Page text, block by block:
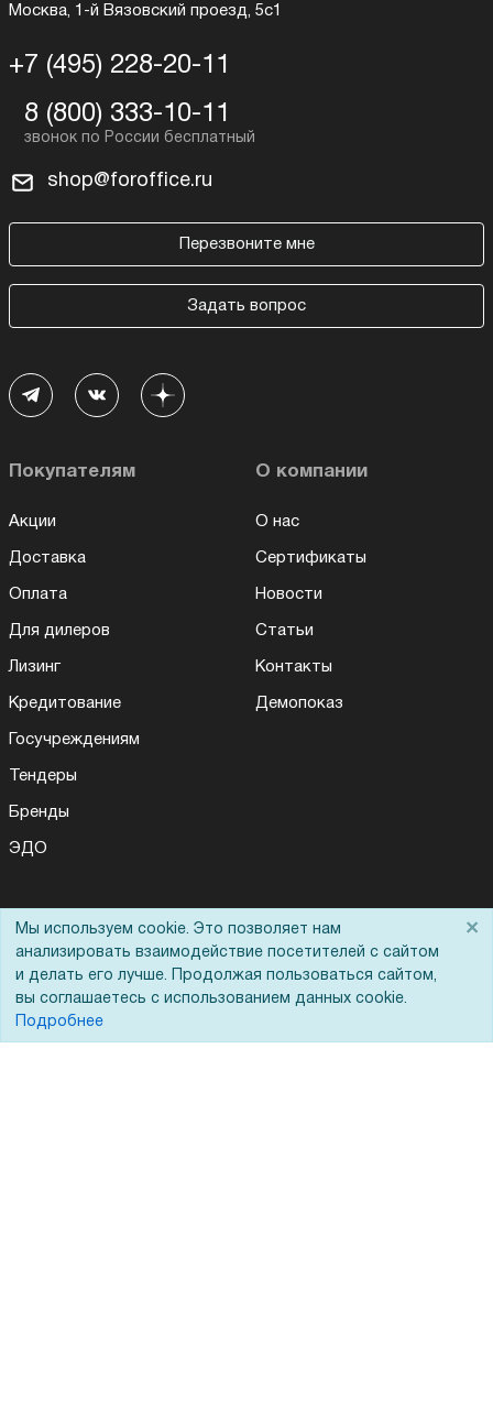
Москва, 1-й Вязовский проезд, 5с1
+7 (495) 228-20-11
8 (800) 333-10-11
shop@foroffice.ru
Перезвоните мне
Задать вопрос
Покупателям
Акции
Доставка
Оплата
Для дилеров
Лизинг
Кредитование
Госучреждениям
Тендеры
Бренды
ЭДО
О компании
О нас
Сертификаты
Новости
Статьи
Контакты
Демопоказ
Помощь
Вопрос-ответ
Реквизиты
Мы используем cookie. Это позволяет нам
анализировать взаимодействие посетителей с сайтом
и делать его лучше. Продолжая пользоваться сайтом,
вы соглашаетесь с использованием данных cookie.
Подробнее
×